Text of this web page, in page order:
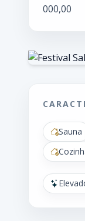
000,00
Sauna